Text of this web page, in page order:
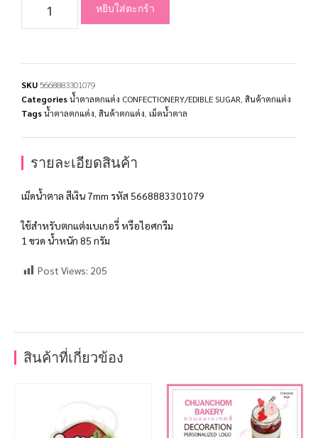
หยิบใส่ตะกร้า
SKU5668883301079
Categoriesน้ำตาลตกแต่ง CONFECTIONERY/EDIBLE SUGAR สินค้าตกแต่ง
Tagsน้ำตาลตกแต่ง สินค้าตกแต่ง เม็ดน้ำตาล
รายละเอียดสินค้า
เม็ดน้ำตาล สีเงิน 7mm รหัส 5668883301079
ใช้สำหรับตกแต่งเบเกอรี่ หรือไอศกรีม
1 ขวด น้ำหนัก 85 กรัม
Post Views: 205
สินค้าที่เกี่ยวข้อง